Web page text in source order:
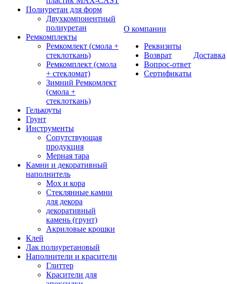
Полиуретан для форм
Двухкомпонентный
полиуретан
Ремкомплекты
Ремкомлект (смола +
стеклоткань)
Ремкомплект (смола
+ стекломат)
Зимний Ремкомлект
(смола +
стеклоткань)
Гелькоуты
Грунт
Инструменты
Сопутствующая
продукция
Мерная тара
Камни и декоративный
наполнитель
Мох и кора
Стеклянные камни
для декора
декоративный
камень (грунт)
Акриловые крошки
Клей
Лак полиуретановый
Наполнители и красители
Глиттер
Красители для
О компании
Реквизиты
Возврат
Вопрос-ответ
Сертификаты
Доставка